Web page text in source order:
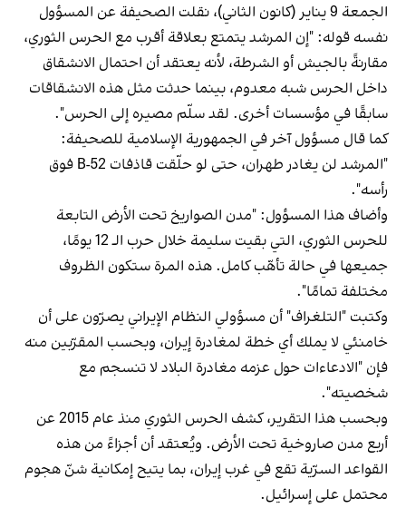
الجمعة 9 يناير (كانون الثاني)، نقلت الصحيفة عن المسؤول
نفسه قوله: "إن المرشد يتمتع بعلاقة أقرب مع الحرس الثوري،
مقارنةً بالجيش أو الشرطة، لأنه يعتقد أن احتمال الانشقاق
داخل الحرس شبه معدوم، بينما حدثت مثل هذه الانشقاقات
سابقًا في مؤسسات أخرى. لقد سلّم مصيره إلى الحرس".
كما قال مسؤول آخر في الجمهورية الإسلامية للصحيفة:
"المرشد لن يغادر طهران، حتى لو حلّقت قاذفات B-52 فوق
رأسه".
وأضاف هذا المسؤول: "مدن الصواريخ تحت الأرض التابعة
للحرس الثوري، التي بقيت سليمة خلال حرب الـ 12 يومًا،
جميعها في حالة تأهّب كامل. هذه المرة ستكون الظروف
مختلفة تمامًا".
وكتبت "التلغراف" أن مسؤولي النظام الإيراني يصرّون على أن
خامنئي لا يملك أي خطة لمغادرة إيران، وبحسب المقرّبين منه
فإن "الادعاءات حول عزمه مغادرة البلاد لا تنسجم مع
شخصيته".
وبحسب هذا التقرير، كشف الحرس الثوري منذ عام 2015 عن
أربع مدن صاروخية تحت الأرض. ويُعتقد أن أجزاءً من هذه
القواعد السرّية تقع في غرب إيران، بما يتيح إمكانية شنّ هجوم
محتمل على إسرائيل.